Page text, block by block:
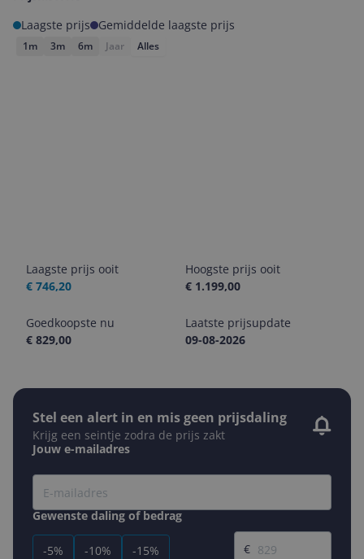
Laagste prijs
Gemiddelde laagste prijs
1m 3m 6m Jaar Alles
Laagste prijs ooit
€ 746,20
Hoogste prijs ooit
€ 1.199,00
Goedkoopste nu
€ 829,00
Laatste prijsupdate
09-08-2026
Stel een alert in en mis geen prijsdaling
Krijg een seintje zodra de prijs zakt
Jouw e-mailadres
Gewenste daling of bedrag
-5% -10% -15%
Gewenste prijs
€